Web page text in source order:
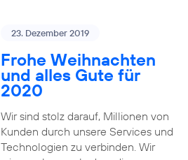
23. Dezember 2019
Frohe Weihnachten
und alles Gute für
2020
Wir sind stolz darauf, Millionen von
Kunden durch unsere Services und
Technologien zu verbinden. Wir